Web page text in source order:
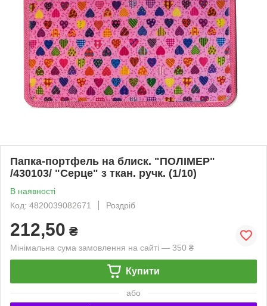
Папка-портфель на блиск. "ПОЛІМЕР"
/430103/ "Серце" з ткан. ручк. (1/10)
В наявності
Код: 4820039082671
Роздріб
212,50 ₴
Мінімальна сума замовлення на сайті — 350 ₴
Купити
або